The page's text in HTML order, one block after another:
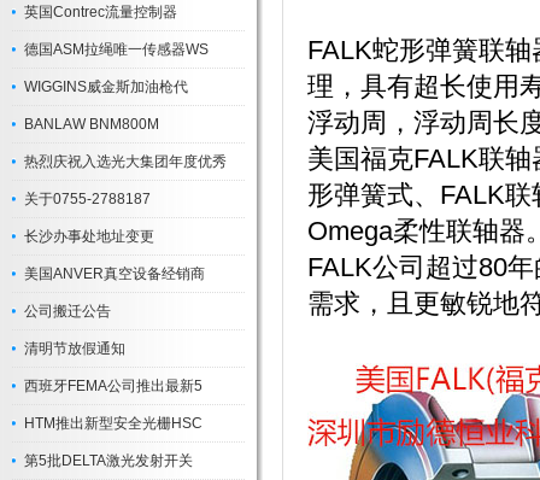
英国Contrec流量控制器
德国ASM拉绳唯一传感器WS
WIGGINS威金斯加油枪代
BANLAW BNM800M
热烈庆祝入选光大集团年度优秀
关于0755-2788187
长沙办事处地址变更
美国ANVER真空设备经销商
公司搬迁公告
清明节放假通知
西班牙FEMA公司推出最新5
HTM推出新型安全光栅HSC
第5批DELTA激光发射开关
FALK蛇形弹簧联
理，具有超长使用
浮动周，浮动周长
美国福克FALK联
形弹簧式、FALK
Omega柔性联轴器
FALK公司超过80
需求，且更敏锐地